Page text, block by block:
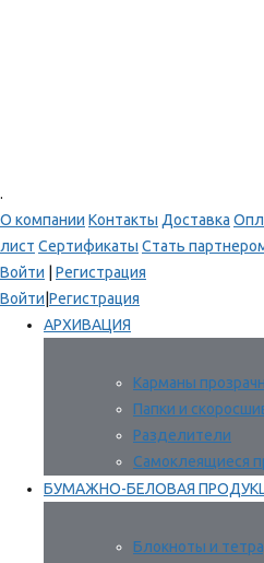
.
О компании Контакты Доставка
лист Сертификаты Стать
Войти
Регистрация
Войти Регистрация
АРХИВАЦИЯ
Карманы
Папки и
Разделители
Самоклеящиеся
БУМАЖНО-БЕЛОВАЯ
Блокноты и